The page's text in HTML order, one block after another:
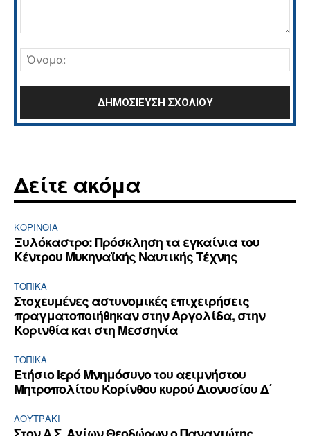
Δείτε ακόμα
ΚΟΡΙΝΘΊΑ
Ξυλόκαστρο: Πρόσκληση τα εγκαίνια του
Κέντρου Μυκηναϊκής Ναυτικής Τέχνης
ΤΟΠΙΚΑ
Στοχευμένες αστυνομικές επιχειρήσεις
πραγματοποιήθηκαν στην Αργολίδα, στην
Κορινθία και στη Μεσσηνία
ΤΟΠΙΚΑ
Ετήσιο Ιερό Μνημόσυνο του αειμνήστου
Μητροπολίτου Κορίνθου κυρού Διονυσίου Δ΄
ΛΟΥΤΡΆΚΙ